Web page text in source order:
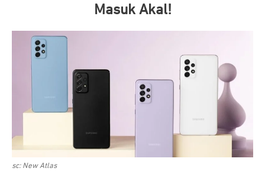
Masuk Akal!
sc: New Atlas